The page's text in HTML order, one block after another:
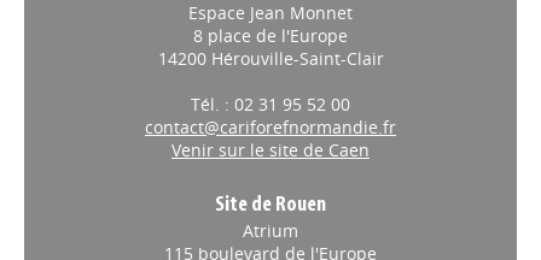
Espace Jean Monnet
8 place de l'Europe
14200 Hérouville-Saint-Clair
Tél. : 02 31 95 52 00
contact@cariforefnormandie.fr
Venir sur le site de Caen
Site de Rouen
Atrium
115 boulevard de l'Europe